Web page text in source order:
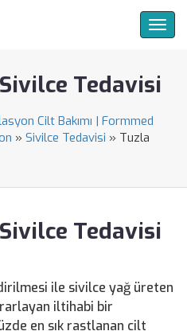
Tedavisi
Cilt Bakımı | Formmed
» Sivilce Tedavisi » Tuzla
Tedavisi
ile sivilce yağ üreten
iltihabi bir
en sık rastlanan cilt